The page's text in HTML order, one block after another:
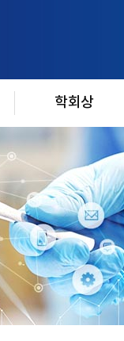
학회상